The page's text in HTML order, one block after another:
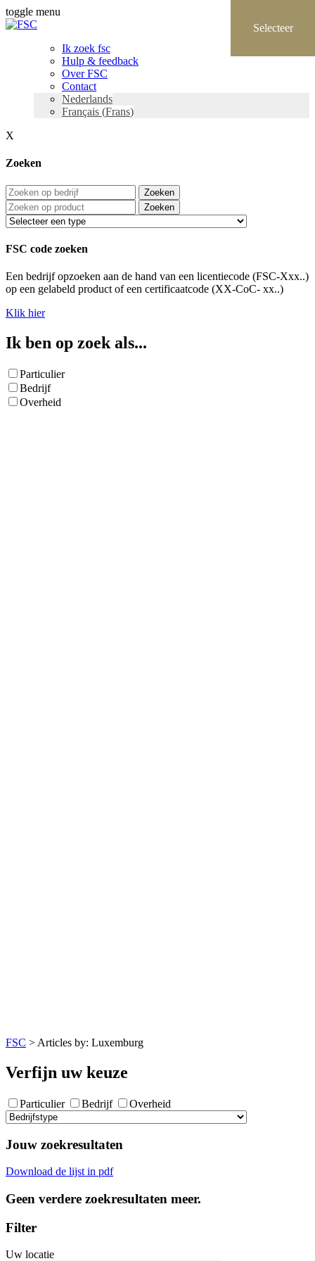
toggle menu
Ik zoek fsc
Hulp & feedback
Over FSC
Contact
Nederlands
Français (Frans)
X
Zoeken
Zoeken
Zoeken
FSC code zoeken
Een bedrijf opzoeken aan de hand van een licentiecode (FSC-Xxx..)
op een gelabeld product of een certificaatcode (XX-CoC- xx..)
Klik hier
Ik ben op zoek als...
Particulier
Bedrijf
Overheid
FSC > Articles by: Luxemburg
Verfijn uw keuze
Particulier Bedrijf Overheid
Jouw zoekresultaten
Download de lijst in pdf
Geen verdere zoekresultaten meer.
Filter
Uw locatie